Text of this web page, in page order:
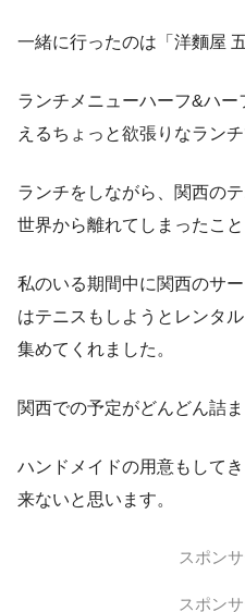
一緒に行ったのは「洋麵屋
ランチメニューハーフ&ハ
えるちょっと欲張りなランチ
ランチをしながら、関西の
世界から離れてしまったこ
私のいる期間中に関西のサ
はテニスもしようとレンタ
集めてくれました。
関西での予定がどんどん詰ま
ハンドメイドの用意もして
来ないと思います。
スポン
スポン